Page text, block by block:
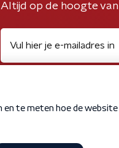
Altijd op de hoogte